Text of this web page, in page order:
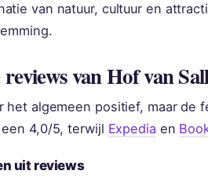
van natuur, cultuur en
van Hof van
het algemeen positief, maar de
4,0/5, terwijl Expedia en
uit reviews